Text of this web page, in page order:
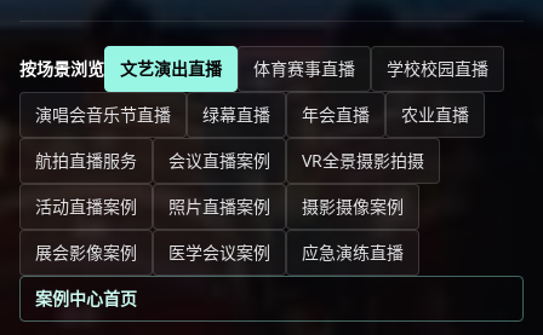
按场景浏览 文艺演出直播 体育赛事直播
学校校园直播
演唱会音乐节直播
绿幕直播 年会直播
农业直播
航拍直播服务
会议直播案例
VR全景摄影拍摄
活动直播案例
照片直播案例
摄影摄像案例
展会影像案例
医学会议案例
应急演练直播
案例中心首页